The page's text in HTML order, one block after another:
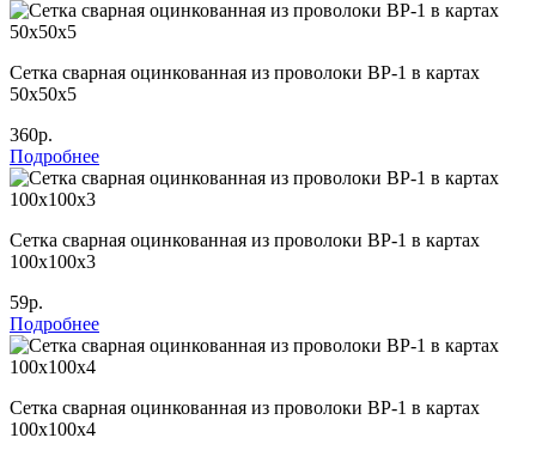
Сетка сварная оцинкованная из проволоки ВР-1 в картах
50х50х5
360р.
Подробнее
Сетка сварная оцинкованная из проволоки ВР-1 в картах
100x100x3
59р.
Подробнее
Сетка сварная оцинкованная из проволоки ВР-1 в картах
100х100х4